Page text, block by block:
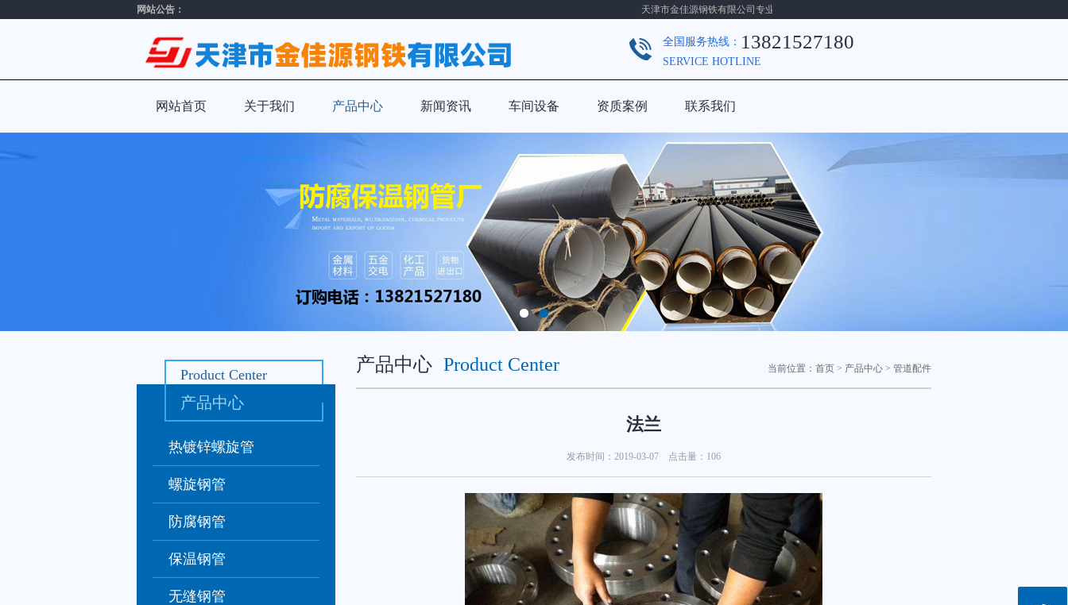
网站公告： 天津市金佳源钢铁有限公司专业生产【热镀锌螺旋管】【螺旋钢管】【防腐钢管】【保温钢管】【无缝
全国服务热线： 13821527180
SERVICE HOTLINE
网站首页 关于我们 产品中心 新闻资讯 车间设备 资质案例 联系我们
Product Center
产品中心
热镀锌螺旋管
螺旋钢管
防腐钢管
保温钢管
无缝钢管
产品中心 Product Center 当前位置： 首页 > 产品中心 > 管道配件
法兰
发布时间：2019-03-07 点击量： 106